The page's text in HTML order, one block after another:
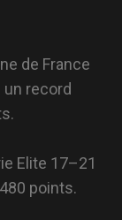
un record
points.